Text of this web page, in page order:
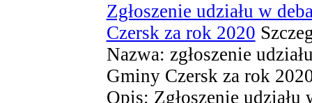
Zgłoszenie udziału w
Czersk za rok 2020
Nazwa: zgłoszenie
Gminy Czersk za rok
Opis: Zgłoszenie udziału